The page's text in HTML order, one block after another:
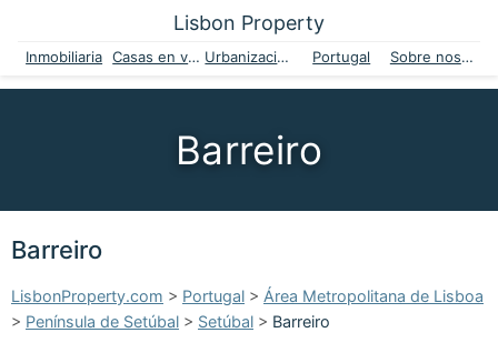
Lisbon Property
Inmobiliaria Casas en venta Urbanizaciones Portugal Sobre nosotros
Barreiro
Barreiro
LisbonProperty.com > Portugal > Área Metropolitana de Lisboa
> Península de Setúbal > Setúbal > Barreiro